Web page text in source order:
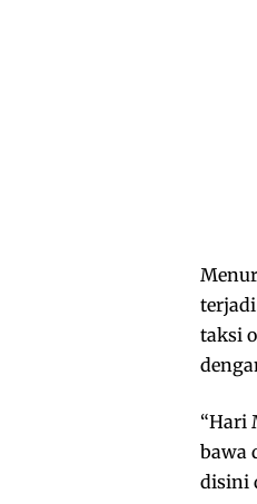
taksi
“Hari
bawa
disini